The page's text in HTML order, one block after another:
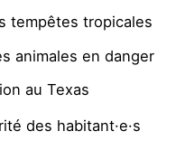
tempêtes tropicales
animales en danger
au Texas
des habitant·e·s